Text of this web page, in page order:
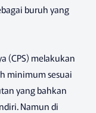
buruh yang
(CPS) melakukan
minimum sesuai
yang bahkan
Namun di